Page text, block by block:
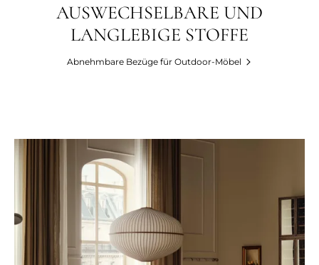
AUSWECHSELBARE UND
LANGLEBIGE STOFFE
Abnehmbare Bezüge für Outdoor-Möbel